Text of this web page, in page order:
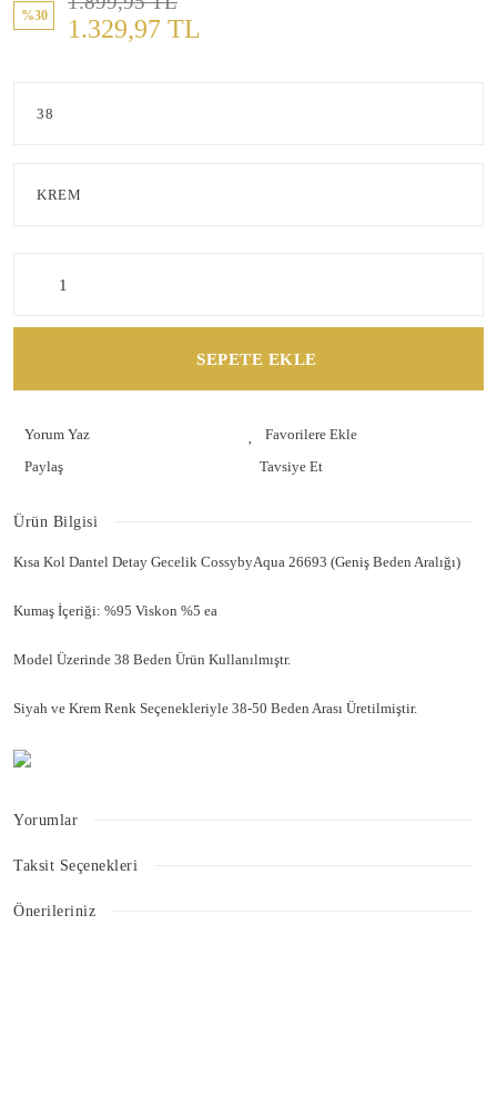
%30 1.329,97 TL
SEPETE EKLE
Yorum Yaz
Paylaş
Tavsiye Et
Ürün Bilgisi
Kısa Kol Dantel Detay Gecelik CossybyAqua 26693 (Geniş Beden Aralığı)
Kumaş İçeriği: %95 Viskon %5 ea
Model Üzerinde 38 Beden Ürün Kullanılmıştr.
Siyah ve Krem Renk Seçenekleriyle 38-50 Beden Arası Üretilmiştir.
Yorumlar
Taksit Seçenekleri
Önerileriniz